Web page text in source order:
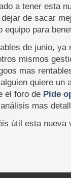
a tener esta
de sacar
equipo para
de junio, ya
mismos
mas
quiere un
el foro de Pide
mas
útil esta nueva